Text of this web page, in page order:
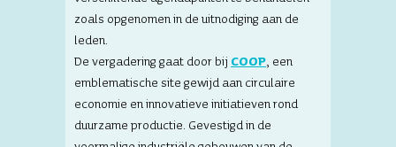
zoals opgenomen in de uitnodiging aan de
leden.
De vergadering gaat door bij COOP, een
emblematische site gewijd aan circulaire
economie en innovatieve initiatieven rond
duurzame productie. Gevestigd in de